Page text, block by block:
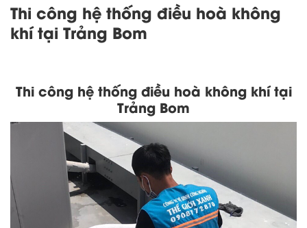
Thi công hệ thống điều hoà không
khí tại Trảng Bom
Thi công hệ thống điều hoà không khí tại
Trảng Bom